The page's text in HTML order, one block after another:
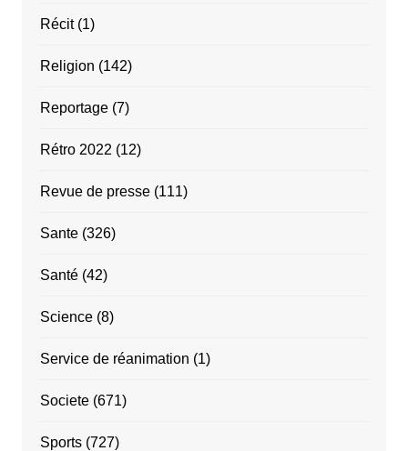
Récit(1)
Religion (142)
Reportage(7)
Rétro 2022 (12)
Revue de presse(111)
Sante(326)
Santé(42)
Science(8)
Service de réanimation (1)
Societe(671)
Sports(727)